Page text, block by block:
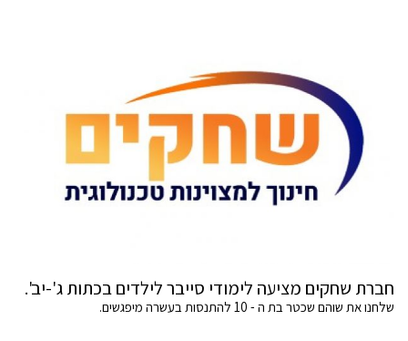
חברת שחקים מציעה לימודי סייבר לילדים בכתות ג'-יב'.
שלחנו את שוהם שכטר בת ה - 10 להתנסות בעשרה מיפגשים.